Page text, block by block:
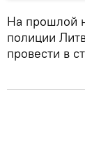
На прошлой
полиции
провести в